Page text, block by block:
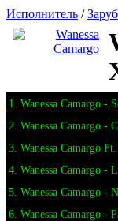
Исполнитель /
1. Wanessa Camargo -
2. Wanessa Camargo -
3. Wanessa Camargo
4. Wanessa Camargo -
5. Wanessa Camargo -
6. Wanessa Camargo -